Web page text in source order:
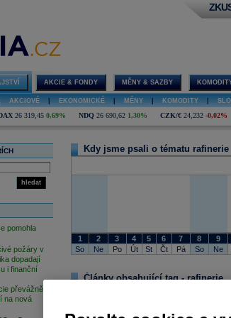
AKCIE & FONDY MĚNY & SAZBY
AKCIOVÉ EKONOMICKÉ MĚNY KOMODITY
26 319,45 0,69% NDQ 26 690,62 1,30% CZK/€ 24,232 -0,02%
hledat
pomohla
požáry v
dopadají
i finanční
převážně
na nová
Kdy jsme psali o tématu rafinerie
1 2 3 4 5 6 7 8 9
So
Ne Po Út St Čt Pá So Ne
Články obsahující tag - rafinerie